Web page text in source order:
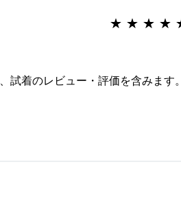
試着のレビュー・評価を含みます。